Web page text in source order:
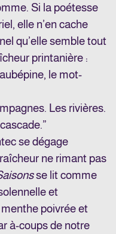
Si la poétesse
elle n’en cache
qu’elle semble tout
printanière :
le mot-
Les rivières.
se dégage
ne rimant pas
se lit comme
et
poivrée et
à-coups de notre